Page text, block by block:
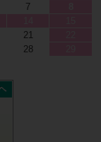
7
21
28